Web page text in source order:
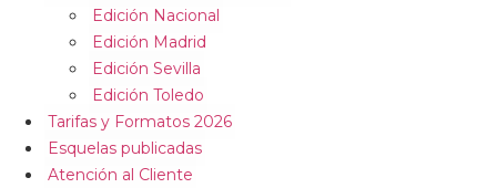
Edición Nacional
Edición Madrid
Edición Sevilla
Edición Toledo
Tarifas y Formatos 2026
Esquelas publicadas
Atención al Cliente